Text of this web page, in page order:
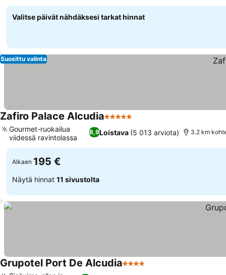
Valitse päivät nähdäksesi tarkat hinnat
Suosittu valinta
Zafiro Palace Alcudia5 Tähtiluokitus
8,9Loistava (5 013 arviota)
Gourmet-ruokailua
viidessä ravintolassa
3.2 km
Alkaen 195 €
Näytä hinnat 11 sivustolta
Grupotel Port De Alcudia4 Tähtiluokitus